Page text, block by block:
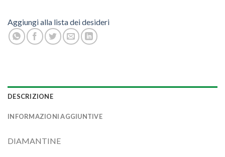
Aggiungi alla lista dei desideri
DESCRIZIONE
INFORMAZIONI AGGIUNTIVE
DIAMANTINE